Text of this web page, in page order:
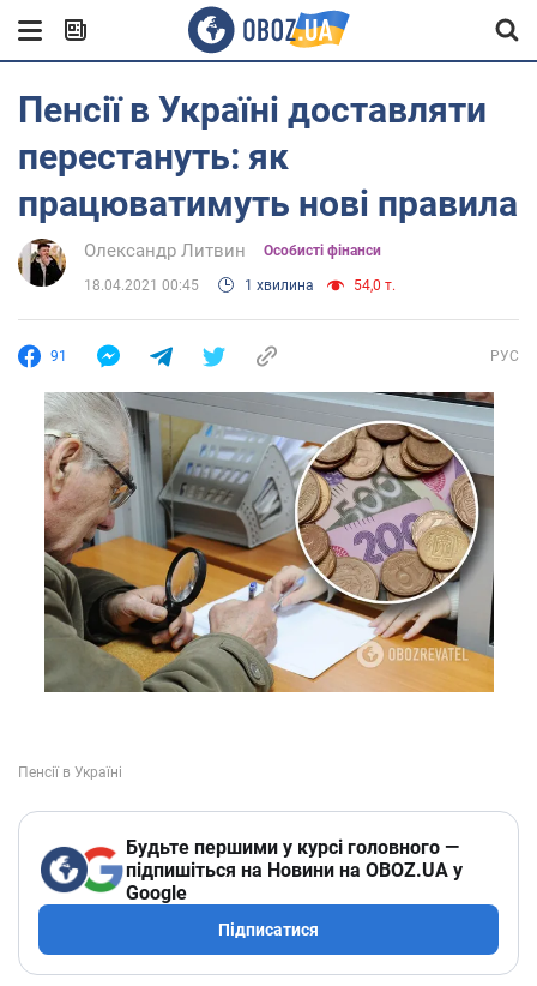
Пенсії в Україні доставляти
перестануть: як
працюватимуть нові правила
Олександр Литвин Особисті фінанси
18.04.2021 00:45 1 хвилина 54,0 т.
91 РУС
Будьте першими у курсі головного —
підпишіться на Новини на OBOZ.UA у
Google
Підписатися